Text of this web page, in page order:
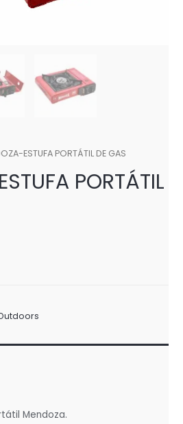
ESTUFA PORTÁTIL DE GAS
PORTÁTIL
Mendoza.